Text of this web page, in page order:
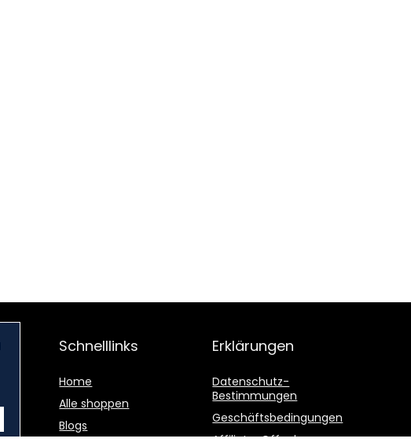
Schnelllinks
Home
Alle shoppen
Blogs
Erklärungen
Datenschutz-
Bestimmungen
Geschäftsbedingungen